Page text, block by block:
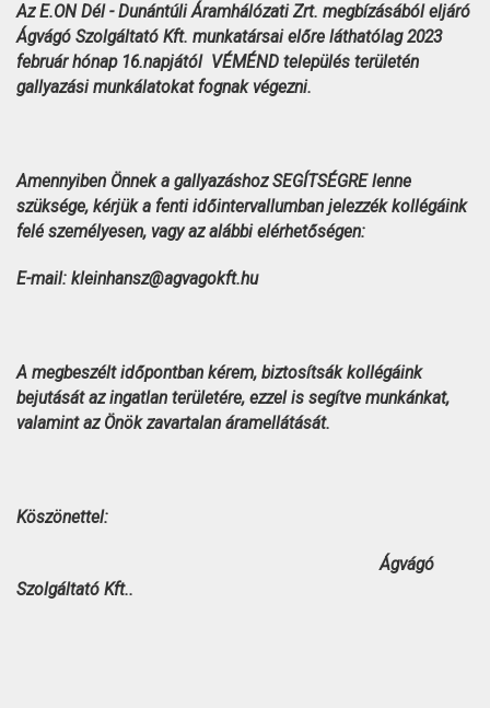
Az E.ON Dél - Dunántúli Áramhálózati Zrt. megbízásából eljáró
Ágvágó Szolgáltató Kft. munkatársai előre láthatólag 2023
február hónap 16.napjától VÉMÉND település területén
gallyazási munkálatokat fognak végezni.
Amennyiben Önnek a gallyazáshoz SEGÍTSÉGRE lenne
szüksége, kérjük a fenti időintervallumban jelezzék kollégáink
felé személyesen, vagy az alábbi elérhetőségen:
E-mail: kleinhansz@agvagokft.hu
A megbeszélt időpontban kérem, biztosítsák kollégáink
bejutását az ingatlan területére, ezzel is segítve munkánkat,
valamint az Önök zavartalan áramellátását.
Köszönettel:
Ágvágó
Szolgáltató Kft..